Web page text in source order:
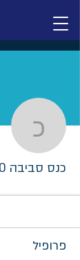
כנס
כנס סביבה 2050
פרופיל